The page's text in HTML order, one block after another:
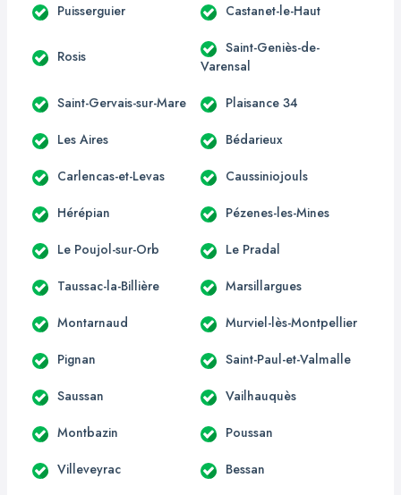
Puisserguier Castanet-le-Haut
Rosis
Saint-Geniès-de-
Varensal
Saint-Gervais-sur-Mare Plaisance 34
Les Aires Bédarieux
Carlencas-et-Levas Caussiniojouls
Hérépian Pézenes-les-Mines
Le Poujol-sur-Orb Le Pradal
Taussac-la-Billière Marsillargues
Montarnaud Murviel-lès-Montpellier
Pignan Saint-Paul-et-Valmalle
Saussan Vailhauquès
Montbazin Poussan
Villeveyrac Bessan